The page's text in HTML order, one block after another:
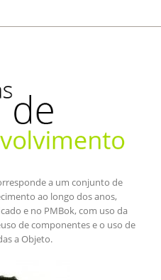
a um conjunto de
ao longo dos anos,
e no PMBok, com uso da
de componentes e o uso de
a Objeto.